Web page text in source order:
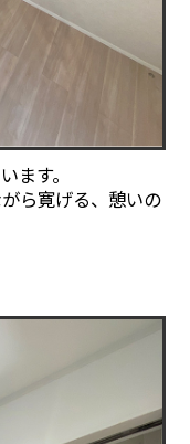
ます。
ら寛げる、憩いの